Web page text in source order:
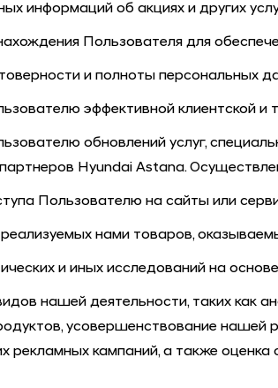
информаций об акциях и других
Пользователя для
и полноты персональных
эффективной клиентской и
обновлений услуг,
Hyundai Astana.
Пользователю на сайты или
нами товаров,
и иных исследований на
нашей деятельности, таких как
усовершенствование нашей
рекламных кампаний, а также